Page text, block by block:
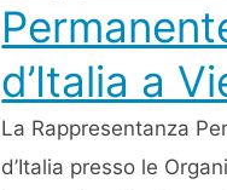
d’Italia a
La Rappresentanza
d’Italia presso le